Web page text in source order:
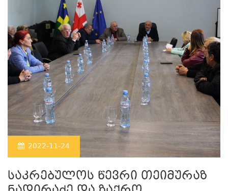
2022-11-24
საკრებულოს წევრი თეიმურაზ